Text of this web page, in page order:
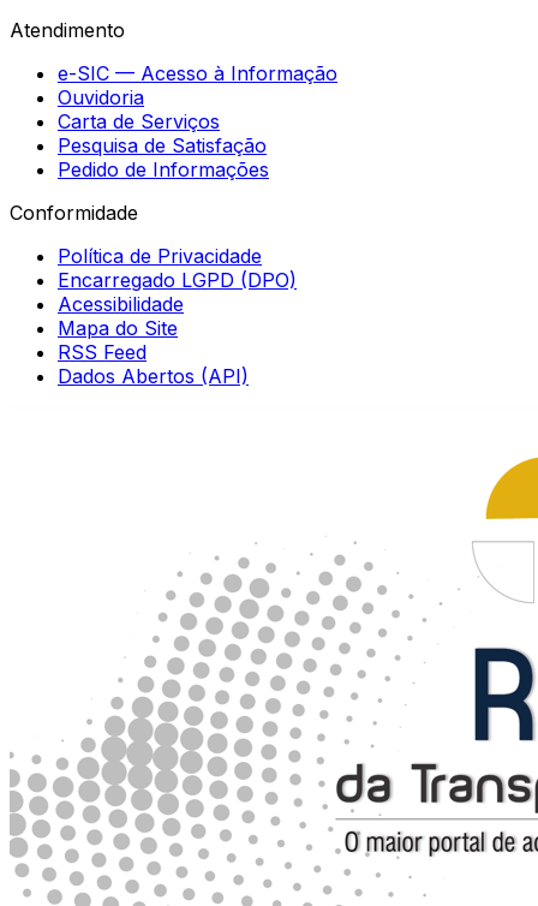
Atendimento
e-SIC — Acesso à Informação
Ouvidoria
Carta de Serviços
Pesquisa de Satisfação
Pedido de Informações
Conformidade
Política de Privacidade
Encarregado LGPD (DPO)
Acessibilidade
Mapa do Site
RSS Feed
Dados Abertos (API)